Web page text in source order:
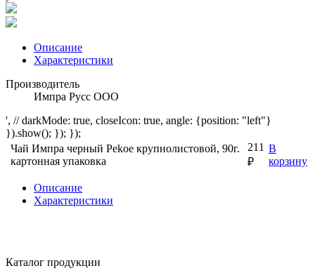
Описание
Характеристики
Производитель
Импра Русс ООО
', // darkMode: true, closeIcon: true, angle: {position: "left"}
}).show(); }); });
Чай Импра черный Pekoe крупнолистовой, 90г.
картонная упаковка
211
₽
В
корзину
Описание
Характеристики
Каталог продукции